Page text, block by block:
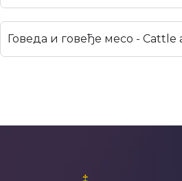
Говеда и говеђе месо - Cattle